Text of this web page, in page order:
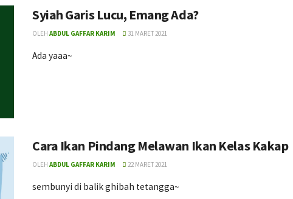
Syiah Garis Lucu, Emang Ada?
OLEH ABDUL GAFFAR KARIM 31 MARET 2021
Ada yaaa~
Cara Ikan Pindang Melawan Ikan Kelas Kakap
OLEH ABDUL GAFFAR KARIM 22 MARET 2021
sembunyi di balik ghibah tetangga~